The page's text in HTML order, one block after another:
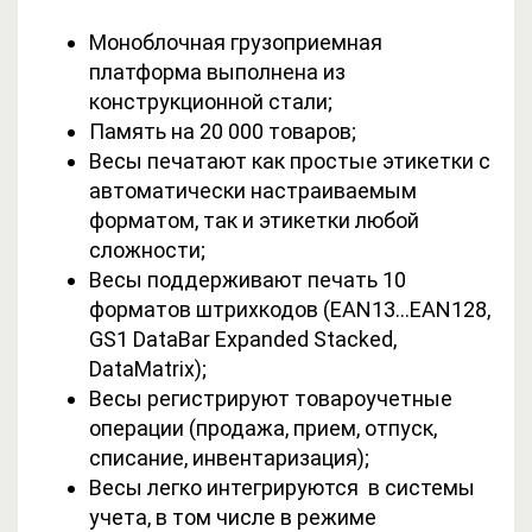
Моноблочная грузоприемная
платформа выполнена из
конструкционной стали;
Память на 20 000 товаров;
Весы печатают как простые этикетки с
автоматически настраиваемым
форматом, так и этикетки любой
сложности;
Весы поддерживают печать 10
форматов штрихкодов (EAN13…EAN128,
GS1 DataBar Expanded Stacked,
DataMatrix);
Весы регистрируют товароучетные
операции (продажа, прием, отпуск,
списание, инвентаризация);
Весы легко интегрируются в системы
учета, в том числе в режиме